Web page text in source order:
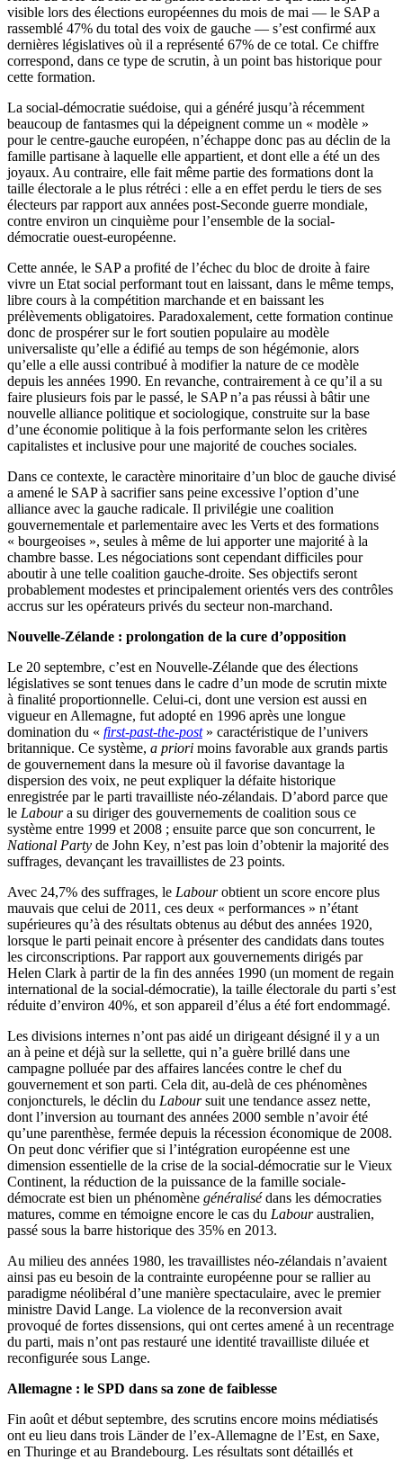
visible lors des élections européennes du mois de mai — le SAP a
rassemblé 47% du total des voix de gauche — s’est confirmé aux
dernières législatives où il a représenté 67% de ce total. Ce chiffre
correspond, dans ce type de scrutin, à un point bas historique pour
cette formation.
La social-démocratie suédoise, qui a généré jusqu’à récemment
beaucoup de fantasmes qui la dépeignent comme un « modèle »
pour le centre-gauche européen, n’échappe donc pas au déclin de la
famille partisane à laquelle elle appartient, et dont elle a été un des
joyaux. Au contraire, elle fait même partie des formations dont la
taille électorale a le plus rétréci : elle a en effet perdu le tiers de ses
électeurs par rapport aux années post-Seconde guerre mondiale,
contre environ un cinquième pour l’ensemble de la social-
démocratie ouest-européenne.
Cette année, le SAP a profité de l’échec du bloc de droite à faire
vivre un Etat social performant tout en laissant, dans le même temps,
libre cours à la compétition marchande et en baissant les
prélèvements obligatoires. Paradoxalement, cette formation continue
donc de prospérer sur le fort soutien populaire au modèle
universaliste qu’elle a édifié au temps de son hégémonie, alors
qu’elle a elle aussi contribué à modifier la nature de ce modèle
depuis les années 1990. En revanche, contrairement à ce qu’il a su
faire plusieurs fois par le passé, le SAP n’a pas réussi à bâtir une
nouvelle alliance politique et sociologique, construite sur la base
d’une économie politique à la fois performante selon les critères
capitalistes et inclusive pour une majorité de couches sociales.
Dans ce contexte, le caractère minoritaire d’un bloc de gauche divisé
a amené le SAP à sacrifier sans peine excessive l’option d’une
alliance avec la gauche radicale. Il privilégie une coalition
gouvernementale et parlementaire avec les Verts et des formations
« bourgeoises », seules à même de lui apporter une majorité à la
chambre basse. Les négociations sont cependant difficiles pour
aboutir à une telle coalition gauche-droite. Ses objectifs seront
probablement modestes et principalement orientés vers des contrôles
accrus sur les opérateurs privés du secteur non-marchand.
Nouvelle-Zélande : prolongation de la cure d’opposition
Le 20 septembre, c’est en Nouvelle-Zélande que des élections
législatives se sont tenues dans le cadre d’un mode de scrutin mixte
à finalité proportionnelle. Celui-ci, dont une version est aussi en
vigueur en Allemagne, fut adopté en 1996 après une longue
domination du « first-past-the-post» caractéristique de l’univers
britannique. Ce système, a priori moins favorable aux grands partis
de gouvernement dans la mesure où il favorise davantage la
dispersion des voix, ne peut expliquer la défaite historique
enregistrée par le parti travailliste néo-zélandais. D’abord parce que
le Laboura su diriger des gouvernements de coalition sous ce
système entre 1999 et 2008 ; ensuite parce que son concurrent, le
National Party de John Key, n’est pas loin d’obtenir la majorité des
suffrages, devançant les travaillistes de 23 points.
Avec 24,7% des suffrages, le Labourobtient un score encore plus
mauvais que celui de 2011, ces deux « performances » n’étant
supérieures qu’à des résultats obtenus au début des années 1920,
lorsque le parti peinait encore à présenter des candidats dans toutes
les circonscriptions. Par rapport aux gouvernements dirigés par
Helen Clark à partir de la fin des années 1990 (un moment de regain
international de la social-démocratie), la taille électorale du parti s’est
réduite d’environ 40%, et son appareil d’élus a été fort endommagé.
Les divisions internes n’ont pas aidé un dirigeant désigné il y a un
an à peine et déjà sur la sellette, qui n’a guère brillé dans une
campagne polluée par des affaires lancées contre le chef du
gouvernement et son parti. Cela dit, au-delà de ces phénomènes
conjoncturels, le déclin du Laboursuit une tendance assez nette,
dont l’inversion au tournant des années 2000 semble n’avoir été
qu’une parenthèse, fermée depuis la récession économique de 2008.
On peut donc vérifier que si l’intégration européenne est une
dimension essentielle de la crise de la social-démocratie sur le Vieux
Continent, la réduction de la puissance de la famille sociale-
démocrate est bien un phénomène généralisédans les démocraties
matures, comme en témoigne encore le cas du Labouraustralien,
passé sous la barre historique des 35% en 2013.
Au milieu des années 1980, les travaillistes néo-zélandais n’avaient
ainsi pas eu besoin de la contrainte européenne pour se rallier au
paradigme néolibéral d’une manière spectaculaire, avec le premier
ministre David Lange. La violence de la reconversion avait
provoqué de fortes dissensions, qui ont certes amené à un recentrage
du parti, mais n’ont pas restauré une identité travailliste diluée et
reconfigurée sous Lange.
Allemagne : le SPD dans sa zone de faiblesse
Fin août et début septembre, des scrutins encore moins médiatisés
ont eu lieu dans trois Länder de l’ex-Allemagne de l’Est, en Saxe,
en Thuringe et au Brandebourg. Les résultats sont détaillés et